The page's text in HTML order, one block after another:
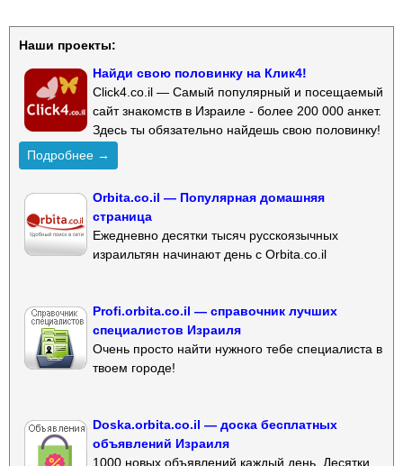
Наши проекты:
Найди свою половинку на Клик4!
Click4.co.il — Самый популярный и посещаемый
сайт знакомств в Израиле - более 200 000 анкет.
Здесь ты обязательно найдешь свою половинку!
Подробнее →
Orbita.co.il — Популярная домашняя
страница
Ежедневно десятки тысяч русскоязычных
израильтян начинают день с Orbita.co.il
Profi.orbita.co.il — справочник лучших
специалистов Израиля
Очень просто найти нужного тебе специалиста в
твоем городе!
Doska.orbita.co.il — доска бесплатных
объявлений Израиля
1000 новых объявлений каждый день. Десятки